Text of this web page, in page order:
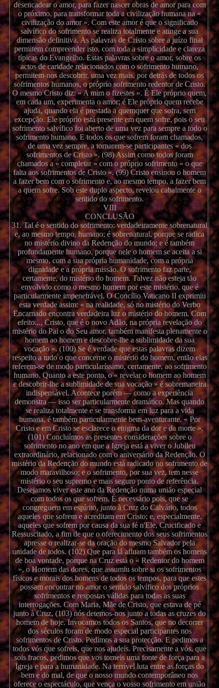
desencadear o amor, para fazer nascer obras de amor para com
o próximo, para transformar toda a civilização humana na «
civilização do amor ». Com este amor é que o significado
salvífico do sofrimento se realiza totalmente e atinge a sua
dimensão definitiva. As palavras de Cristo sobre a juízo final
permitem compreender isto, com toda a simplicidade e clareza
típicas do Evangelho. Estas palavras sobre o amor, sobre os
actos de caridade relacionados com o sofrimento humano,
permitem-nos descobrir, uma vez mais, por detrás de todos os
sofrimentos humanos, o próprio sofrimento redentor de Cristo.
O mesmo Cristo diz: « A mim o fizestes ». É Ele próprio quem,
em cada um, experimenta o amor; é Ele próprio quem recebe
ajuda, quando ela é prestada a quemquer que sofra, sem
excepção. Ele próprio está presente em quem sofre, pois o seu
sofrimento salvífico foi aberto de uma vez para sempre a todo o
sofrimento humano. E todos os que sofrem foram chamados,
de uma vez sempre, a tornarem-se participantes « dos
sofrimentos de Cristo ». (98) Assim como todos foram
chamados a « completar » com o próprio sofrimento « o que
falta aos sofrimentos de Cristo ». (99) Cristo ensinou o homem
a fazer bem com o sofrimento e, ao mesmo tempo, a fazer bem
a quem sofre. Sob este duplo aspecto, revelou cabalmente o
sentido do sofrimento.
VIII
CONCLUSÃO
31. Tal é o sentido do sofrimento: verdadeiramente sobrenatural
e, ao mesmo tempo, humano; é sobrenatural, porque se radica
no mistério divino da Redenção do mundo; e é também
profundamente humano, porque nele o homem se aceita a si
mesmo, com a sua própria humanidade, com a própria
dignidade e a própria missão. O sofrimento faz parte,
certamente, do mistério do homem. Talvez não esteja tão
envolvido como o mesmo homem por este mistério, que é
particularmente impenetrável. O Concílio Vaticano II exprimiu
esta verdade assim: « na realidade, só no mistério do Verbo
Encarnado encontra verdadeira luz o mistério do homem. Com
efeito..., Cristo, que é o novo Adão, na própria revelação do
mistério do Pai o do Seu amor, também manifesta plenamente o
homem ao homem e descobre-lhe a sublimidade da sua
vocação ». (100) Se é verdade que estas palavras dizem
respeito a tudo o que concerne o mistério do homem, então elas
referem-se de modo particularíssimo, certamente, ao sofrimento
humano. Quanto a este ponto, o « revelar o homem ao homem
e descobrir-lhe a sublimidade de sua vocação » é sobremaneira
indispensável. Acontece porém — como a experiência
demonstra — isso ser particularmente dramático. Mas quando
se realiza totalmente e se transforma em luz para a vida
humana, é também particularmente bem-aventurante. « Por
Cristo e em Cristo se esclarece o enigma da dor e da morte ».
(101) Concluímos as presentes considerações sobre o
sofrimento no ano em que a Igreja está a viver o Jubileu
extraordinário, relacionado com o aniversário da Redenção. O
mistério da Redenção do mundo está radicado no sofrimento de
modo maravilhoso; e o sofrimento, por sua vez, tem nesse
mistério o seu supremo e mais seguro ponto de referência.
Desejamos viver este ano da Redenção numa união especial
com todos os que sofrem. É necessário pois, que se
congreguem em espírito, junto à Cruz do Calvário, todos
aqueles que sofrem e acreditam em Cristo; e, especialmente,
aqueles que sofrem por causa da sua fé n'Ele, Crucificado e
Ressuscitado, a fim de que o oferecimento dos seus sofrimentos
apresse o realizar-se da oração do mesmo Salvador pela
unidade de todos. (102) Que para lá afluam também os homens
de boa vontade, porque na Cruz está o « Redentor do homem
», o Homem das dores, que assumiu sobre si os sofrimentos
físicos e morais dos homens de todos os tempos, para que estes
possam encontrar no amor o sentido salvífico dos próprios
sofrimentos e respostas válidas para todas as suas
interrogações. Com Maria, Mãe de Cristo, que estava de pé
junto à Cruz, (103) nós detemos-nos junto a todas as cruzes do
homem de hoje. Invocamos todos os Santos, que no decorrer
dos séculos foram de modo especial participantes nos
sofrimentos de Cristo. Pedimos a sua protecção. E pedimos a
todos vós que sofreis, que nos ajudeis. Precisamente a vós, que
sois fracos, pedimos que vos torneis uma fonte de força para a
Igreja e para a humanidade. Na terrível luta entre as forças do
bem e do mal, de que o nosso mundo contemporâneo nos
oferece o espectáculo, que vença o vosso sofrimento em união